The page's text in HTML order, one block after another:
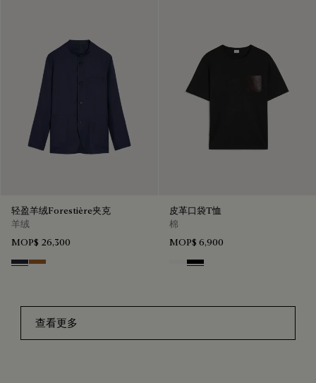
轻盈羊绒Forestière夹克
羊绒
MOP$ 26,300
Cold Night Blue
Tobacco
皮革口袋T恤
棉
MOP$ 6,900
Blanc Optique
Noir
查看更多